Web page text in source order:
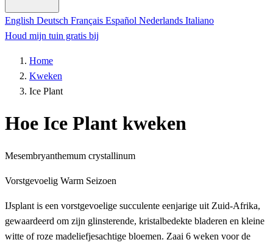
English Deutsch Français Español Nederlands Italiano
Houd mijn tuin gratis bij
Home
Kweken
Ice Plant
Hoe Ice Plant kweken
Mesembryanthemum crystallinum
Vorstgevoelig Warm Seizoen
IJsplant is een vorstgevoelige succulente eenjarige uit Zuid-Afrika,
gewaardeerd om zijn glinsterende, kristalbedekte bladeren en kleine
witte of roze madeliefjesachtige bloemen. Zaai 6 weken voor de